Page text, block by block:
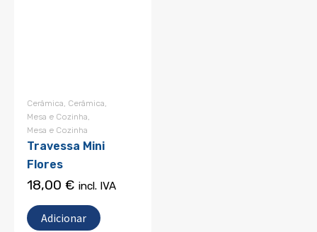
Cerâmica Cerâmica
Mesa e Cozinha
Mesa e Cozinha
Travessa Mini
Flores
18,00 € incl. IVA
Adicionar